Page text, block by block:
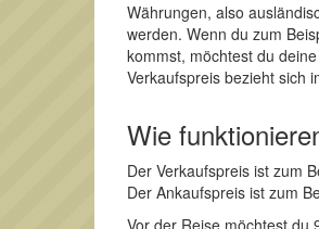
Währungen, also
werden. Wenn du zum
kommst, möchtest du
Verkaufspreis bezieht sich
Wie
Der Verkaufspreis ist zum
Der Ankaufspreis ist zum
Vor der Reise möchtest du